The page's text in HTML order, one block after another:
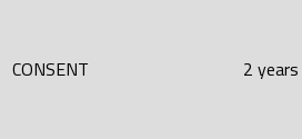
CONSENT 2 years